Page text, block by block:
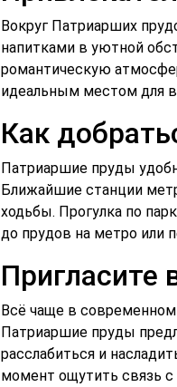
Вокруг Патриарших
напитками в уютной
романтическую
идеальным местом для
Как
Патриаршие пруды
Ближайшие станции
ходьбы. Прогулка по
до прудов на метро или
Всё чаще в
Патриаршие пруды
расслабиться и
момент ощутить связь